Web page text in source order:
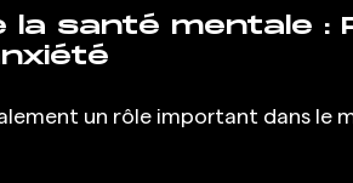
la santé mentale :
un rôle important dans le